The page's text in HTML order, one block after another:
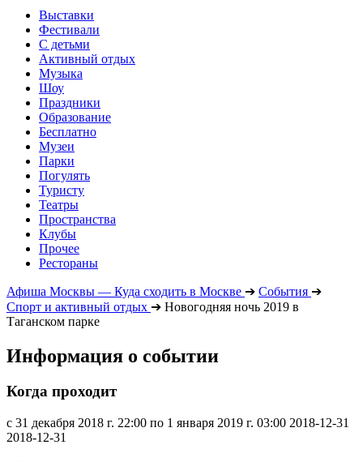
Выставки
Фестивали
С детьми
Активный отдых
Музыка
Шоу
Праздники
Образование
Бесплатно
Музеи
Парки
Погулять
Туристу
Театры
Пространства
Клубы
Прочее
Рестораны
Афиша Москвы — Куда сходить в Москве ➔ События ➔
Спорт и активный отдых ➔ Новогодняя ночь 2019 в
Таганском парке
Информация о событии
Когда проходит
с 31 декабря 2018 г. 22:00 по 1 января 2019 г. 03:00 2018-12-31
2018-12-31